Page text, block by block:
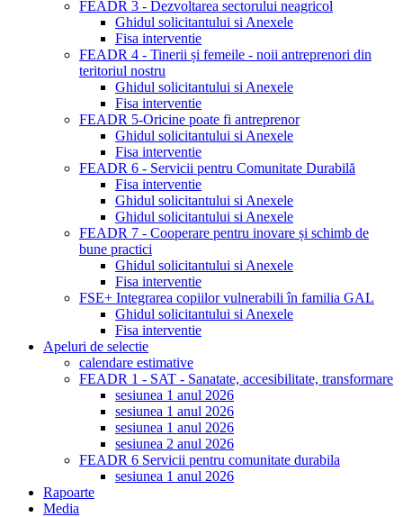
FEADR 3 - Dezvoltarea sectorului neagricol
Ghidul solicitantului si Anexele
Fisa interventie
FEADR 4 - Tinerii și femeile - noii antreprenori din
teritoriul nostru
Ghidul solicitantului si Anexele
Fisa interventie
FEADR 5-Oricine poate fi antreprenor
Ghidul solicitantului si Anexele
Fisa interventie
FEADR 6 - Servicii pentru Comunitate Durabilă
Fisa interventie
Ghidul solicitantului si Anexele
Ghidul solicitantului si Anexele
FEADR 7 - Cooperare pentru inovare și schimb de
bune practici
Ghidul solicitantului si Anexele
Fisa interventie
FSE+ Integrarea copiilor vulnerabili în familia GAL
Ghidul solicitantului si Anexele
Fisa interventie
Apeluri de selectie
calendare estimative
FEADR 1 - SAT - Sanatate, accesibilitate, transformare
sesiunea 1 anul 2026
sesiunea 1 anul 2026
sesiunea 1 anul 2026
sesiunea 2 anul 2026
FEADR 6 Servicii pentru comunitate durabila
sesiunea 1 anul 2026
Rapoarte
Media